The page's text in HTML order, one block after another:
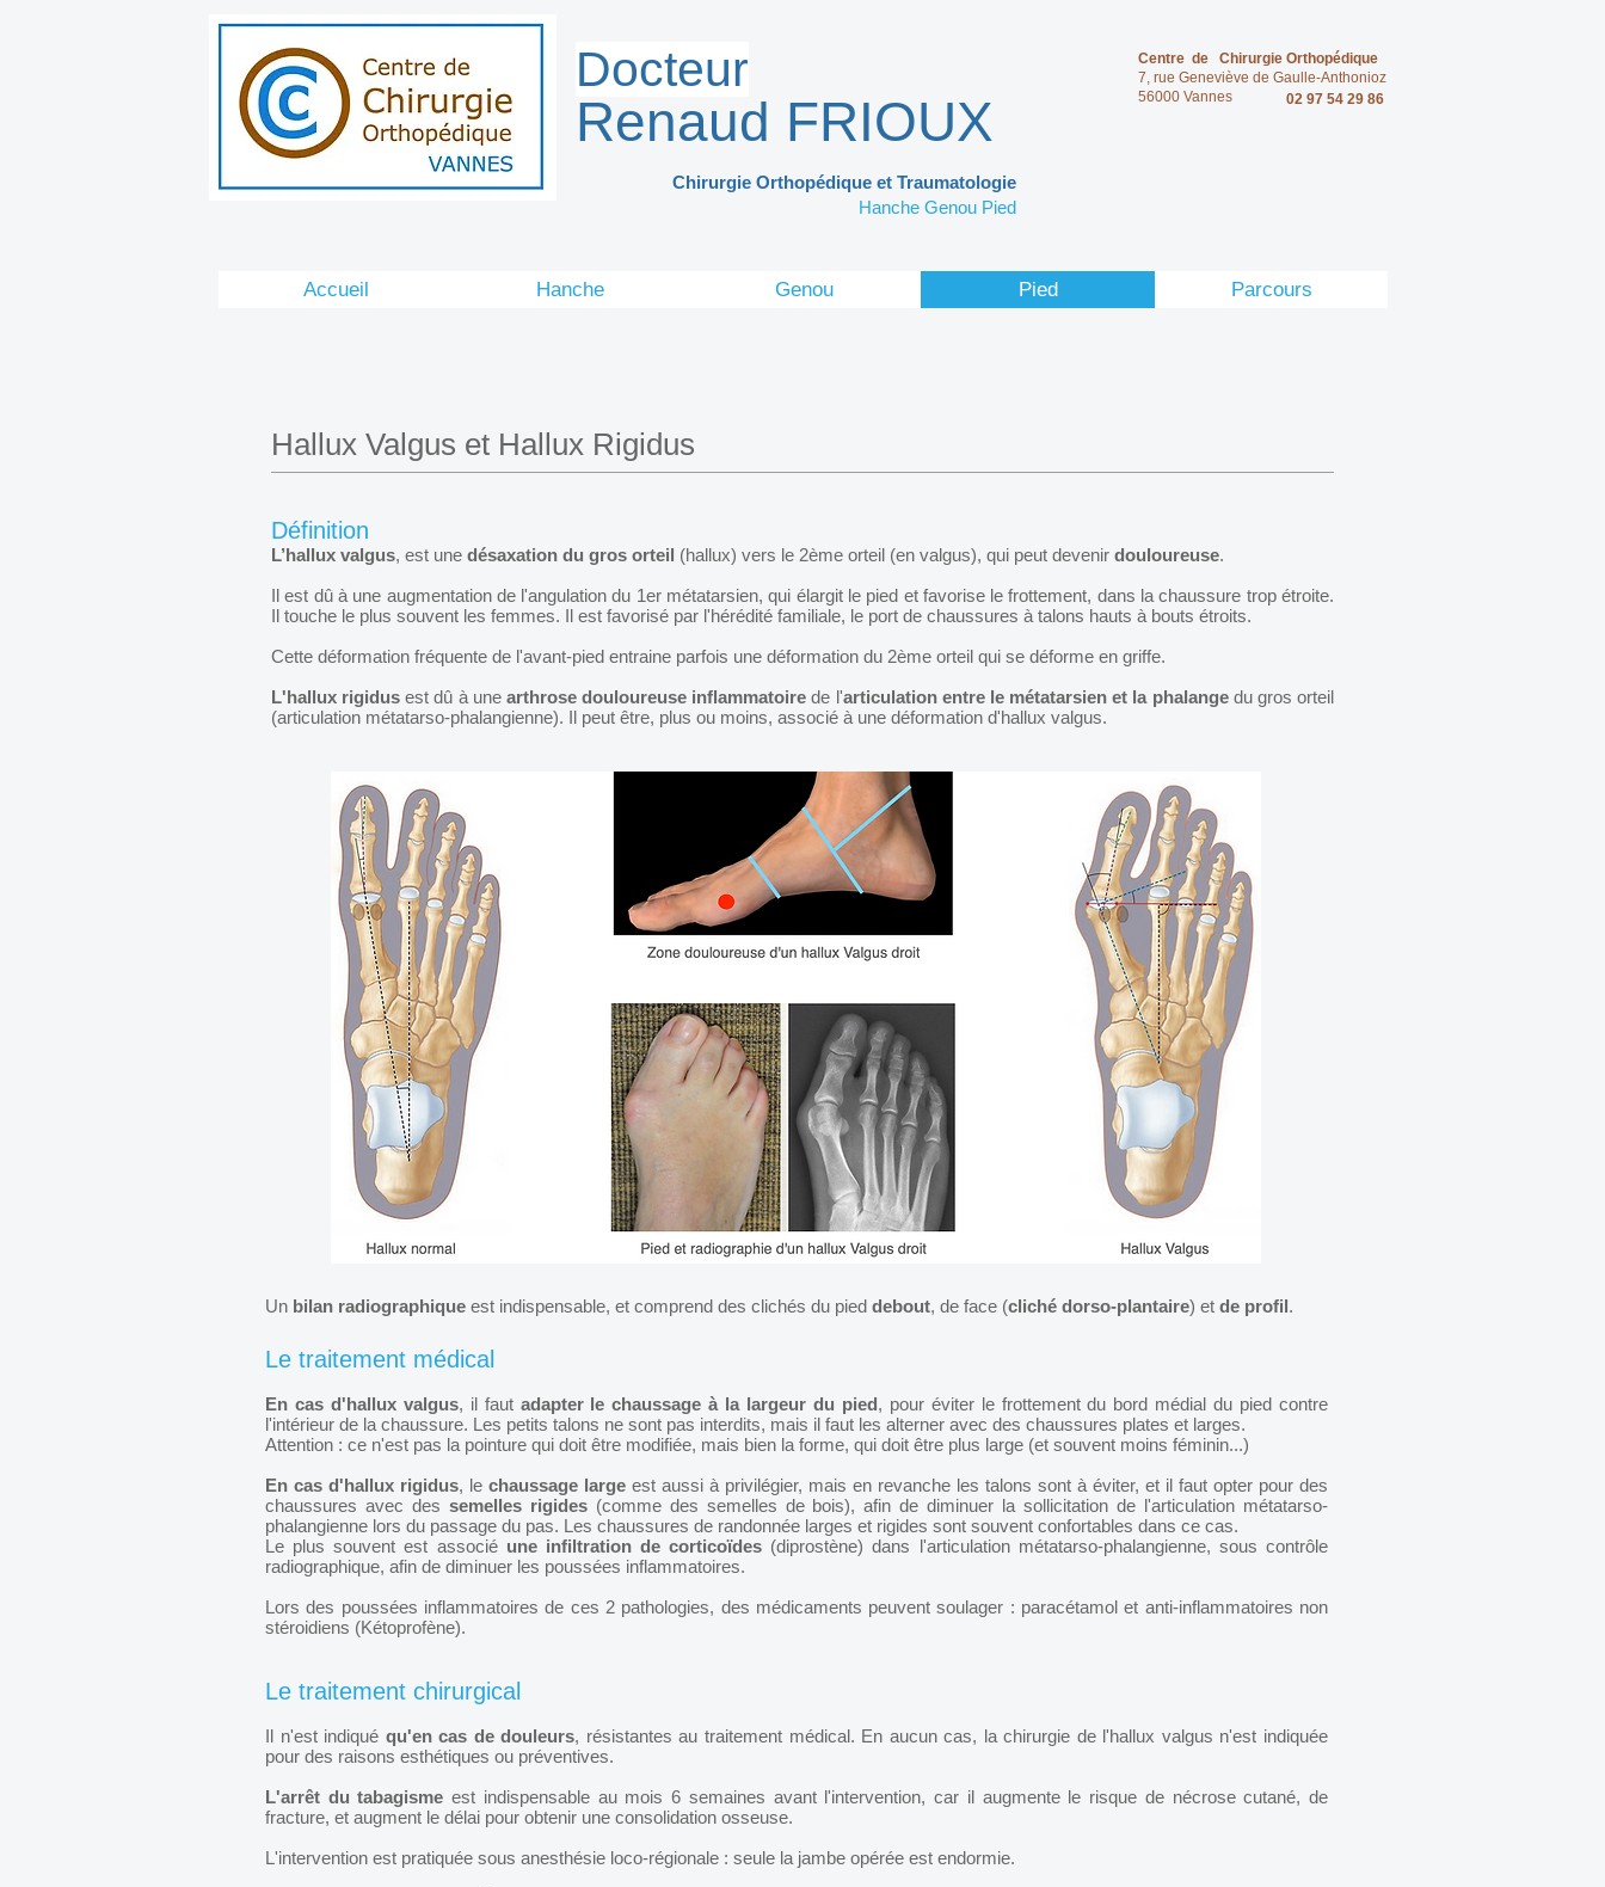
Renaud FRIOUX
Docteur
Chirurgie Orthopédique et Traumatologie
Hanche Genou Pied
Centre de Chirurgie Orthopédique
7, rue Geneviève de Gaulle-Anthonioz
56000 Vannes
02 97 54 29 86
Accueil Hanche Genou Pied Parcours
Hallux Valgus et Hallux Rigidus
Définition
L’hallux valgus, est une désaxation du gros orteil (hallux) vers le 2ème orteil (en valgus), qui peut devenir douloureuse.
Il est dû à une augmentation de l'angulation du 1er métatarsien, qui élargit le pied et favorise le frottement, dans la chaussure trop étroite.
Il touche le plus souvent les femmes. Il est favorisé par l'hérédité familiale, le port de chaussures à talons hauts à bouts étroits.
Cette déformation fréquente de l'avant-pied entraine parfois une déformation du 2ème orteil qui se déforme en griffe.
L'hallux rigidus est dû à une arthrose douloureuse inflammatoire de l'articulation entre le métatarsien et la phalangedu gros orteil
(articulation métatarso-phalangienne). Il peut être, plus ou moins, associé à une déformation d'hallux valgus.
Un bilan radiographique est indispensable, et comprend des clichés du pied debout, de face (cliché dorso-plantaire) et de profil.
Le traitement médical
En cas d'hallux valgus, il faut adapter le chaussage à la largeur du pied, pour éviter le frottement du bord médial du pied contre
l'intérieur de la chaussure. Les petits talons ne sont pas interdits, mais il faut les alterner avec des chaussures plates et larges.
Attention : ce n'est pas la pointure qui doit être modifiée, mais bien la forme, qui doit être plus large (et souvent moins féminin...)
En cas d'hallux rigidus, le chaussage large est aussi à privilégier, mais en revanche les talons sont à éviter, et il faut opter pour des
chaussures avec des semelles rigides(comme des semelles de bois), afin de diminuer la sollicitation de l'articulation métatarso-
phalangienne lors du passage du pas. Les chaussures de randonnée larges et rigides sont souvent confortables dans ce cas.
Le plus souvent est associé une infiltration de corticoïdes (diprostène) dans l'articulation métatarso-phalangienne, sous contrôle
radiographique, afin de diminuer les poussées inflammatoires.
Lors des poussées inflammatoires de ces 2 pathologies, des médicaments peuvent soulager : paracétamol et anti-inflammatoires non
stéroidiens (Kétoprofène).
Le traitement chirurgical
Il n'est indiqué qu'en cas de douleurs, résistantes au traitement médical. En aucun cas, la chirurgie de l'hallux valgus n'est indiquée
pour des raisons esthétiques ou préventives.
L'arrêt du tabagisme est indispensable au mois 6 semaines avant l'intervention, car il augmente le risque de nécrose cutané, de
fracture, et augment le délai pour obtenir une consolidation osseuse.
L'intervention est pratiquée sous anesthésie loco-régionale : seule la jambe opérée est endormie.